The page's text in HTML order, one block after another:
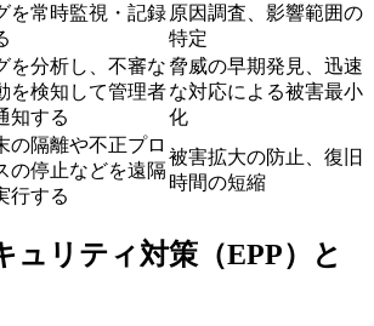
を常時監視・記録原因調査、影響範囲の
特定
を分析し、不審な
を検知して管理者
知する
脅威の早期発見、迅速
な対応による被害最小
化
の隔離や不正プロ
の停止などを遠隔
行する
被害拡大の防止、復旧
時間の短縮
ュリティ対策（EPP）と